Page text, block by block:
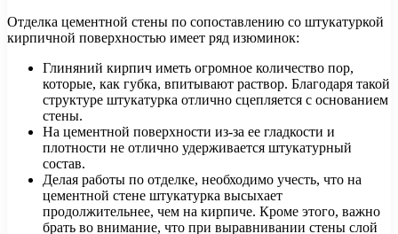
Отделка цементной стены по сопоставлению со штукатуркой
кирпичной поверхностью имеет ряд изюминок:
Глиняний кирпич иметь огромное количество пор,
которые, как губка, впитывают раствор. Благодаря такой
структуре штукатурка отлично сцепляется с основанием
стены.
На цементной поверхности из-за ее гладкости и
плотности не отлично удерживается штукатурный
состав.
Делая работы по отделке, необходимо учесть, что на
цементной стене штукатурка высыхает
продолжительнее, чем на кирпиче. Кроме этого, важно
брать во внимание, что при выравнивании стены слой